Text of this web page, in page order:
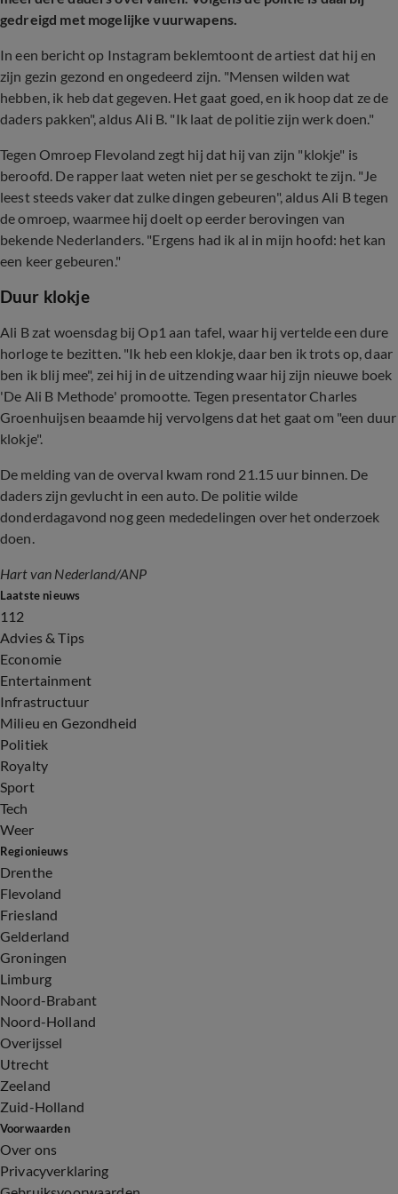
gedreigd met mogelijke vuurwapens.
In een bericht op Instagram beklemtoont de artiest dat hij en
zijn gezin gezond en ongedeerd zijn. "Mensen wilden wat
hebben, ik heb dat gegeven. Het gaat goed, en ik hoop dat ze de
daders pakken", aldus Ali B. "Ik laat de politie zijn werk doen."
Tegen Omroep Flevoland zegt hij dat hij van zijn "klokje" is
beroofd. De rapper laat weten niet per se geschokt te zijn. "Je
leest steeds vaker dat zulke dingen gebeuren", aldus Ali B tegen
de omroep, waarmee hij doelt op eerder berovingen van
bekende Nederlanders. "Ergens had ik al in mijn hoofd: het kan
een keer gebeuren."
Duur klokje
Ali B zat woensdag bij Op1 aan tafel, waar hij vertelde een dure
horloge te bezitten. "Ik heb een klokje, daar ben ik trots op, daar
ben ik blij mee", zei hij in de uitzending waar hij zijn nieuwe boek
'De Ali B Methode' promootte. Tegen presentator Charles
Groenhuijsen beaamde hij vervolgens dat het gaat om "een duur
klokje".
De melding van de overval kwam rond 21.15 uur binnen. De
daders zijn gevlucht in een auto. De politie wilde
donderdagavond nog geen mededelingen over het onderzoek
doen.
Hart van Nederland/ANP
Laatste nieuws
112
Advies & Tips
Economie
Entertainment
Infrastructuur
Milieu en Gezondheid
Politiek
Royalty
Sport
Tech
Weer
Regionieuws
Drenthe
Flevoland
Friesland
Gelderland
Groningen
Limburg
Noord-Brabant
Noord-Holland
Overijssel
Utrecht
Zeeland
Zuid-Holland
Voorwaarden
Over ons
Privacyverklaring